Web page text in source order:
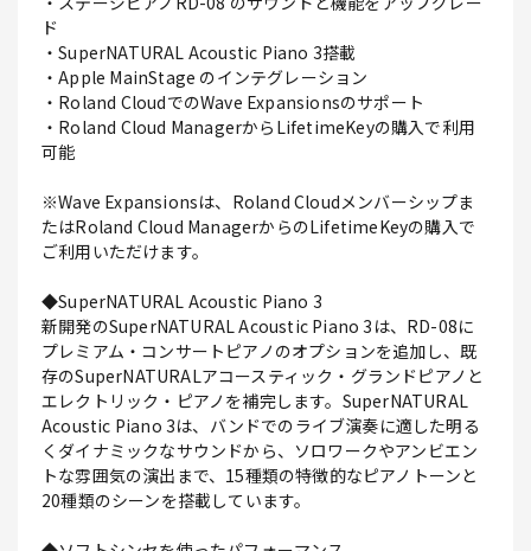
ド
・SuperNATURAL Acoustic Piano 3搭載
・Apple MainStage のインテグレーション
・Roland CloudでのWave Expansionsのサポート
・Roland Cloud ManagerからLifetimeKeyの購入で利用
可能
※Wave Expansionsは、Roland Cloudメンバーシップま
たはRoland Cloud ManagerからのLifetimeKeyの購入で
ご利用いただけます。
◆SuperNATURAL Acoustic Piano 3
新開発のSuperNATURAL Acoustic Piano 3は、RD-08に
プレミアム・コンサートピアノのオプションを追加し、既
存のSuperNATURALアコースティック・グランドピアノと
エレクトリック・ピアノを補完します。SuperNATURAL
Acoustic Piano 3は、バンドでのライブ演奏に適した明る
くダイナミックなサウンドから、ソロワークやアンビエン
トな雰囲気の演出まで、15種類の特徴的なピアノトーンと
20種類のシーンを搭載しています。